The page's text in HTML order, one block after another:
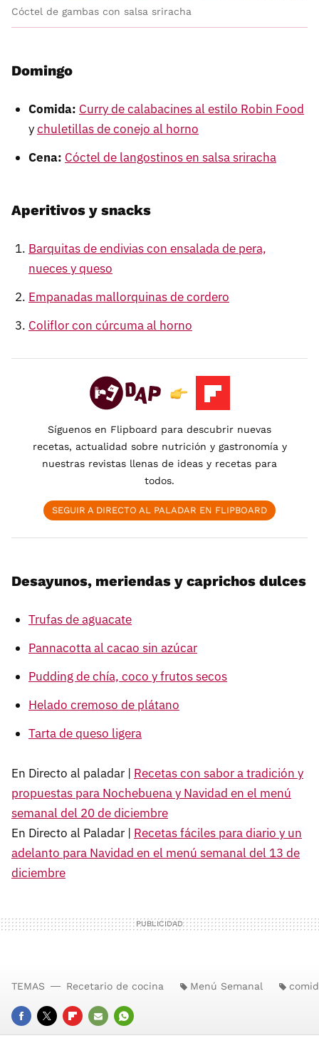
Cóctel de gambas con salsa sriracha
Domingo
Comida: Curry de calabacines al estilo Robin Food
ychuletillas de conejo al horno
Cena: Cóctel de langostinos en salsa sriracha
Aperitivos y snacks
Barquitas de endivias con ensalada de pera,
nueces y queso
Empanadas mallorquinas de cordero
Coliflor con cúrcuma al horno
Síguenos en Flipboard para descubrir nuevas
recetas, actualidad sobre nutrición y gastronomía y
nuestras revistas llenas de ideas y recetas para
todos.
SEGUIR A DIRECTO AL PALADAR EN FLIPBOARD
Desayunos, meriendas y caprichos dulces
Trufas de aguacate
Pannacotta al cacao sin azúcar
Pudding de chía, coco y frutos secos
Helado cremoso de plátano
Tarta de queso ligera
En Directo al paladar | Recetas con sabor a tradición y
propuestas para Nochebuena y Navidad en el menú
semanal del 20 de diciembre
En Directo al Paladar | Recetas fáciles para diario y un
adelanto para Navidad en el menú semanal del 13 de
diciembre
FACEBOOK
TWITTERFLIPBOARD
E- WHATSAPP
TEMAS Recetario de cocina Menú Semanal